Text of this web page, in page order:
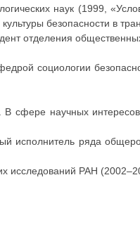
наук (1999,
безопасности в
отделения
социологии
В сфере научных
исполнитель ряда
исследований РАН